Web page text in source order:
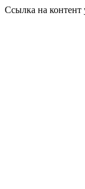
Ссылка на контент